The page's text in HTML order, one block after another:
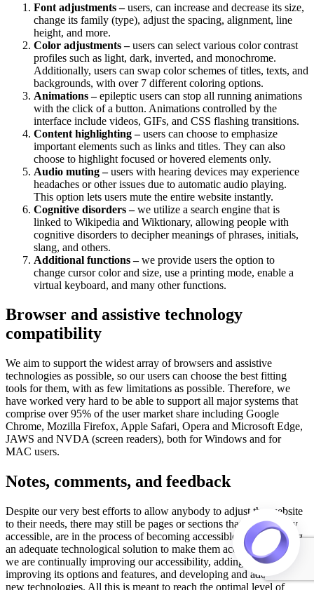
Font adjustments –users, can increase and decrease its size,
change its family (type), adjust the spacing, alignment, line
height, and more.
Color adjustments –users can select various color contrast
profiles such as light, dark, inverted, and monochrome.
Additionally, users can swap color schemes of titles, texts, and
backgrounds, with over 7 different coloring options.
Animations –epileptic users can stop all running animations
with the click of a button. Animations controlled by the
interface include videos, GIFs, and CSS flashing transitions.
Content highlighting –users can choose to emphasize
important elements such as links and titles. They can also
choose to highlight focused or hovered elements only.
Audio muting –users with hearing devices may experience
headaches or other issues due to automatic audio playing.
This option lets users mute the entire website instantly.
Cognitive disorders –we utilize a search engine that is
linked to Wikipedia and Wiktionary, allowing people with
cognitive disorders to decipher meanings of phrases, initials,
slang, and others.
Additional functions –we provide users the option to
change cursor color and size, use a printing mode, enable a
virtual keyboard, and many other functions.
Browser and assistive technology
compatibility
We aim to support the widest array of browsers and assistive
technologies as possible, so our users can choose the best fitting
tools for them, with as few limitations as possible. Therefore, we
have worked very hard to be able to support all major systems that
comprise over 95% of the user market share including Google
Chrome, Mozilla Firefox, Apple Safari, Opera and Microsoft Edge,
JAWS and NVDA (screen readers), both for Windows and for
MAC users.
Notes, comments, and feedback
Despite our very best efforts to allow anybody to adjust the website
to their needs, there may still be pages or sections that are not fully
accessible, are in the process of becoming accessible, or are lacking
an adequate technological solution to make them accessible. Still,
we are continually improving our accessibility, adding, updating and
improving its options and features, and developing and adopting
new technologies. All this is meant to reach the optimal level of